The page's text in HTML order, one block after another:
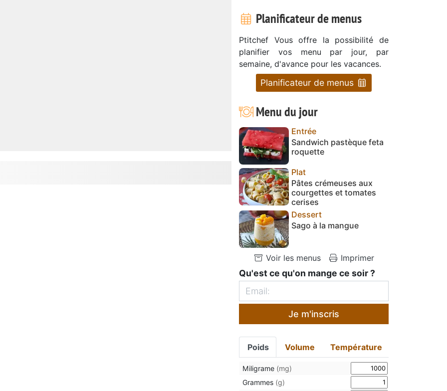
Planificateur de menus
Ptitchef Vous offre la possibilité de
planifier vos menu par jour, par
semaine, d'avance pour les vacances.
Planificateur de menus
Menu du jour
Entrée
Sandwich pastèque feta
roquette
Plat
Pâtes crémeuses aux
courgettes et tomates
cerises
Dessert
Sago à la mangue
Voir les menus Imprimer
Qu'est ce qu'on mange ce soir ?
Je m'inscris
Poids Volume Température
Miligrame (mg)
Grammes (g)